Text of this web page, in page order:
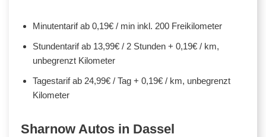
Minutentarif ab 0,19€ / min inkl. 200 Freikilometer
Stundentarif ab 13,99€ / 2 Stunden + 0,19€ / km,
unbegrenzt Kilometer
Tagestarif ab 24,99€ / Tag + 0,19€ / km, unbegrenzt
Kilometer
Sharnow Autos in Dassel